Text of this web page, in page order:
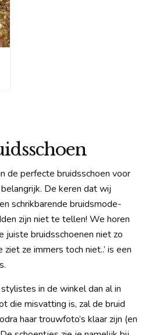
de perfecte bruidsschoen voor
De keren dat wij
schrikbarende bruidsmode-
zijn niet te tellen! We horen
juiste bruidsschoenen niet zo
ze immers toch niet..’ is een
stylistes in de winkel dan al in
die misvatting is, zal de bruid
haar trouwfoto’s klaar zijn (en